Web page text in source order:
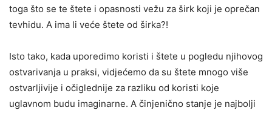
toga što se te štete i opasnosti vežu za širk koji je oprečan
tevhidu. A ima li veće štete od širka?!
Isto tako, kada uporedimo koristi i štete u pogledu njihovog
ostvarivanja u praksi, vidjećemo da su štete mnogo više
ostvarljivije i očiglednije za razliku od koristi koje
uglavnom budu imaginarne. A činjenično stanje je najbolji